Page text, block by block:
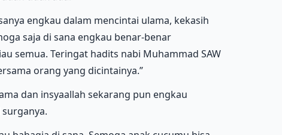
engkau dalam mencintai ulama, kekasih
saja di sana engkau benar-benar
semua. Teringat hadits nabi Muhammad SAW
orang yang dicintainya.”
dan insyaallah sekarang pun engkau